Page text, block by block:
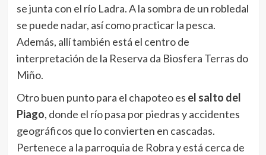
se junta con el río Ladra. A la sombra de un robledal
se puede nadar, así como practicar la pesca.
Además, allí también está el centro de
interpretación de la Reserva da Biosfera Terras do
Miño.
Otro buen punto para el chapoteo es el salto del
Piago, donde el río pasa por piedras y accidentes
geográficos que lo convierten en cascadas.
Pertenece a la parroquia de Robra y está cerca de